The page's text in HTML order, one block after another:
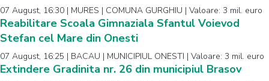
07 August, 16:30 | MURES | COMUNA GURGHIU | Valoare: 3 mil. euro
Reabilitare Scoala Gimnaziala Sfantul Voievod
Stefan cel Mare din Onesti
07 August, 16:25 | BACAU | MUNICIPIUL ONESTI | Valoare: 3 mil. euro
Extindere Gradinita nr. 26 din municipiul Brasov